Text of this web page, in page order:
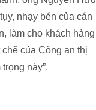
nhạy bén của cán
làm cho khách hàng
của Công an thị
này”.